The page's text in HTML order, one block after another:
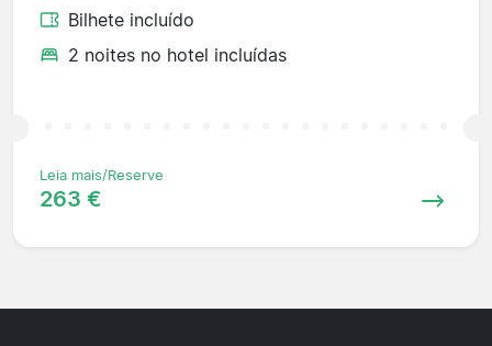
Bilhete incluído
2 noites no hotel incluídas
Leia mais/Reserve
263 €